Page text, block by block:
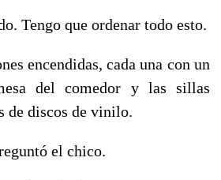
Tengo que ordenar todo esto.
encendidas, cada una con un
del comedor y las sillas
de discos de vinilo.
el chico.